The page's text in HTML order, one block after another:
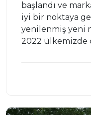
başlandı ve
iyi bir noktaya
yenilenmiş yeni
2022 ülkemizde